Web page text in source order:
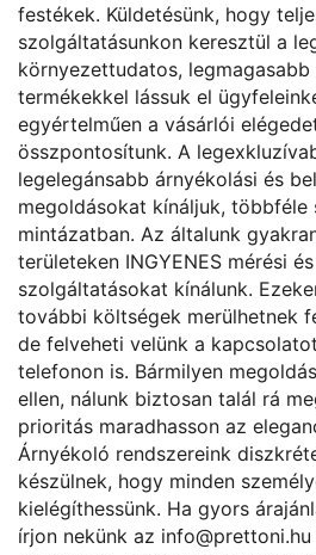
festékek. Küldetésünk, hogy
szolgáltatásunkon keresztül a
környezettudatos, legmagasabb
termékekkel lássuk el
egyértelműen a vásárlói
összpontosítunk. A
legelegánsabb árnyékolási és
megoldásokat kínáljuk, többféle
mintázatban. Az általunk
területeken INGYENES mérési
szolgáltatásokat kínálunk.
további költségek merülhetnek
de felveheti velünk a
telefonon is. Bármilyen
ellen, nálunk biztosan talál rá
prioritás maradhasson az
Árnyékoló rendszereink
készülnek, hogy minden
kielégíthessünk. Ha gyors
írjon nekünk az info@prettoni.hu